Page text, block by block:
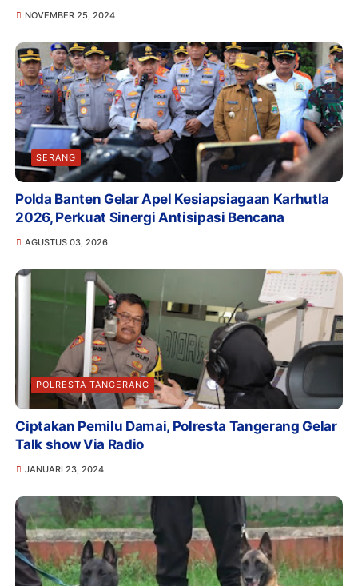
NOVEMBER 25, 2024
SERANG
Polda Banten Gelar Apel Kesiapsiagaan Karhutla
2026, Perkuat Sinergi Antisipasi Bencana
AGUSTUS 03, 2026
POLRESTA TANGERANG
Ciptakan Pemilu Damai, Polresta Tangerang Gelar
Talk show Via Radio
JANUARI 23, 2024